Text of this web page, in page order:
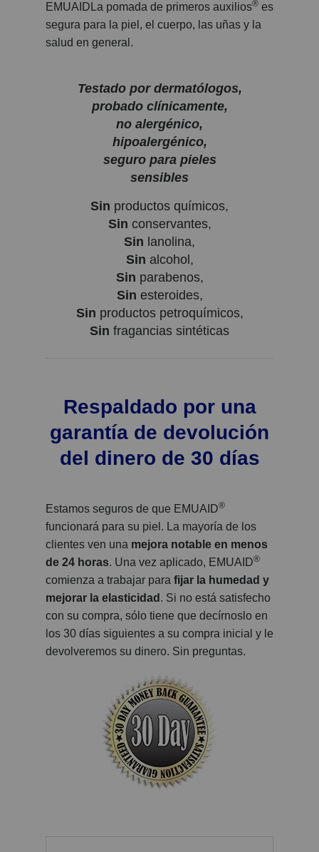
EMUAIDLa pomada de primeros auxilios® es
segura para la piel, el cuerpo, las uñas y la
salud en general.
Testado por dermatólogos,
probado clínicamente,
no alergénico,
hipoalergénico,
seguro para pieles
sensibles
Sin productos químicos,
Sin conservantes,
Sin lanolina,
Sin alcohol,
Sin parabenos,
Sin esteroides,
Sin productos petroquímicos,
Sin fragancias sintéticas
Respaldado por una
garantía de devolución
del dinero de 30 días
Estamos seguros de que EMUAID®
funcionará para su piel. La mayoría de los
clientes ven una mejora notable en menos
de 24 horas. Una vez aplicado, EMUAID®
comienza a trabajar para fijar la humedad y
mejorar la elasticidad . Si no está satisfecho
con su compra, sólo tiene que decírnoslo en
los 30 días siguientes a su compra inicial y le
devolveremos su dinero. Sin preguntas.